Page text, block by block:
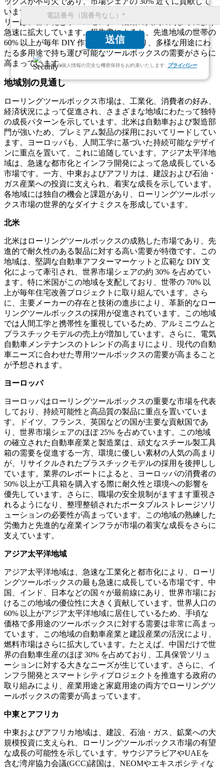
送信
お客様の個人情報の完全な機密保持をお約束いたします. プライバシー
います。建設や DIY プロジェクトを含む「その他」カテゴ
リーは、都市化とホームセンター活動の人気の高まりにより
急速に拡大しています。報告書によると、先進地域の世帯の
60% 以上が毎年 DIY 作業に従事しており、多様な用途にわ
たる多用途で持ち運び可能なツールボックスの需要がさらに
高まっています。
地域別の見通し
ローリングツールボックス市場は、工業化、消費者の好み、
経済状況によって促進され、さまざまな地域にわたって独特
の成長パターンを示しています。北米は自動車および製造部
門が強いため、プレミアム製品の採用においてリードしてい
ます。ヨーロッパも、人間工学に基づいた持続可能なデザイ
ンに重点を置いて、これに追随しています。アジア太平洋地
域は、急速な都市化とインフラ開発によって急成長している
市場です。一方、中東およびアフリカは、建設および石油・
ガス産業への投資に支えられ、着実な成長を示しています。
各地域には独自の機会と課題があり、ローリングツールボッ
クス市場の世界的なダイナミクスを形成しています。
北米
北米はローリングツールボックスの成熟した市場であり、先
進的で耐久性のある製品に対する高い需要が特徴です。この
地域は、堅調な自動車アフターマーケットと広範な DIY 文
化によって牽引され、世界市場シェアの約 30% を占めてい
ます。特に米国がこの地域を支配しており、世帯の 70% 以
上が毎年住宅改善プロジェクトに取り組んでいます。さら
に、主要メーカーの存在と技術の進歩により、革新的なロー
リングツールボックスの採用が促進されています。この地域
では人間工学と携帯性を重視しているため、アルミニウムと
プラスチックモデルの売上が増加しています。さらに、電気
自動車メンテナンスのトレンドの高まりにより、現代の自動
車ニーズに合わせた専用ツールボックスの需要が高まること
が予想されます。
ヨーロッパ
ヨーロッパはローリングツールボックスの重要な市場を代表
しており、持続可能性と高品質の製品に重点を置いていま
す。ドイツ、フランス、英国などの国が主要な貢献国であ
り、世界市場シェアのほぼ 25% を占めています。この地域
の確立された自動車産業と製造業は、頑丈なスチール製工具
箱の需要を促進する一方、環境に優しい素材の人気の高まり
が、リサイクルされたプラスチックモデルの採用を後押しし
ています。業界のレポートによると、ヨーロッパの消費者の
50% 以上が工具箱を購入する際に耐久性と環境への影響を
優先しています。さらに、職場の安全規制がますます重視さ
れるようになり、整理整頓されたポータブルストレージソリ
ューションの必要性が高まっています。この地域の熟練した
労働力と先進的な産業インフラが市場の着実な成長をさらに
支えています。
アジア太平洋地域
アジア太平洋地域は、急速な工業化と都市化により、ローリ
ングツールボックスの最も急速に成長している市場です。中
国、インド、日本などの国々が最前線にあり、世界市場にお
けるこの地域の優位性に大きく貢献しています。世界人口の
60% 以上がアジア太平洋地域に居住しているため、手頃な
価格で多用途のツールボックスに対する需要は非常に高まっ
ています。この地域の自動車産業と建設産業の活況により、
燃料市場はさらに拡大しています。たとえば、中国だけで世
界の自動車生産のほぼ 30% を占めており、工具保管ソリュ
ーションに対する大きなニーズが生じています。さらに、イ
ンフラ開発とスマートシティプロジェクトを推進する政府の
取り組みにより、産業用途と家庭用途の両方でローリングツ
ールボックスの需要が高まっています。
中東とアフリカ
中東およびアフリカ地域は、建設、石油・ガス、鉱業への大
規模投資に支えられ、ローリングツールボックス市場の有望
な成長の可能性を示しています。サウジアラビアやUAEを
含む湾岸協力会議(GCC)諸国は、NEOMやエキスポシティな